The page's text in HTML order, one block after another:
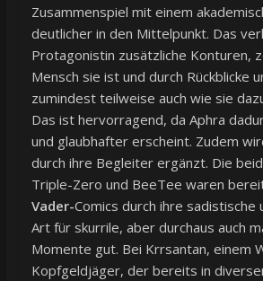
Zusammenspiel mit einem
deutlicher in den Mittelpunkt. Das
Protagonistin zusätzliche Konturen,
Mensch sie ist und durch Rückblicke
zumindest teilweise auch wie sie
Das ist hervorragend, da Aphra
und glaubhafter erscheint. Zudem
durch ihre Begleiter ergänzt. Die
Triple-Zero und BeeTee waren
Vader-Comics durch ihre
Art für skurrile, aber durchaus auch
Momente gut. Bei Krrsantan, einem
Kopfgeldjäger, der bereits in